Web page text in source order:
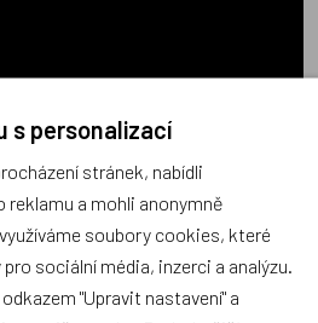
s personalizací
stránek, nabídli
reklamu a mohli anonymně
soubory cookies, které
sociální média, inzerci a analýzu.
"Upravit nastavení" a